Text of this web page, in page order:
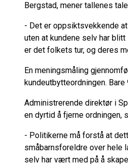
Bergstad, mener tallenes
- Det er oppsiktsvekkende
uten at kundene selv har
er det folkets tur, og deres
En meningsmåling
kundeutbytteordningen.
Administrerende direktør i
en dyrtid å fjerne ordningen,
- Politikerne må forstå at
småbarnsforeldre over hele
selv har vært med på å